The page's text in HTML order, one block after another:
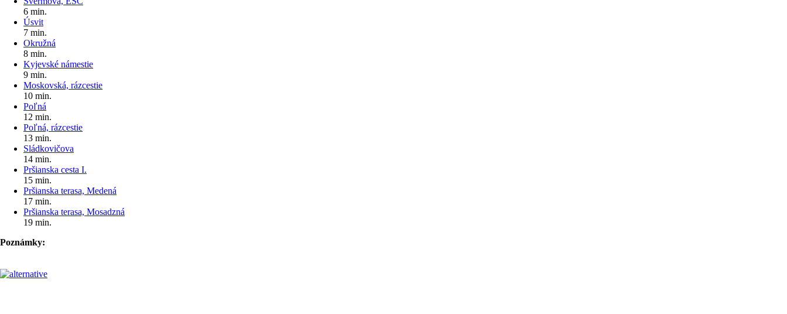
6 min.
Úsvit
7 min.
Okružná
8 min.
Kyjevské námestie
9 min.
Moskovská, rázcestie
10 min.
Poľná
12 min.
Poľná, rázcestie
13 min.
Sládkovičova
14 min.
Pršianska cesta I.
15 min.
Pršianska terasa, Medená
17 min.
Pršianska terasa, Mosadzná
19 min.
Poznámky: